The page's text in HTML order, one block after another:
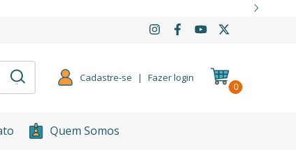
Cadastre-se | Fazer login
0
Quem Somos